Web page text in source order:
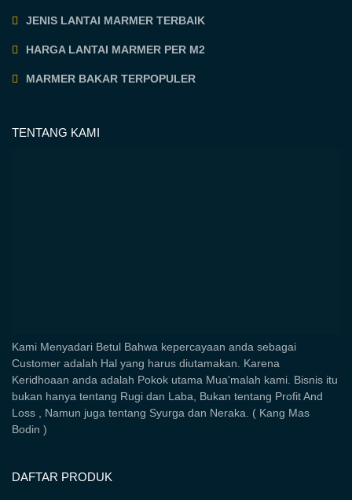
JENIS LANTAI MARMER TERBAIK
HARGA LANTAI MARMER PER M2
MARMER BAKAR TERPOPULER
TENTANG KAMI
Kami Menyadari Betul Bahwa kepercayaan anda sebagai
Customer adalah Hal yang harus diutamakan. Karena
Keridhoaan anda adalah Pokok utama Mua'malah kami. Bisnis itu
bukan hanya tentang Rugi dan Laba, Bukan tentang Profit And
Loss , Namun juga tentang Syurga dan Neraka. ( Kang Mas
Bodin )
DAFTAR PRODUK